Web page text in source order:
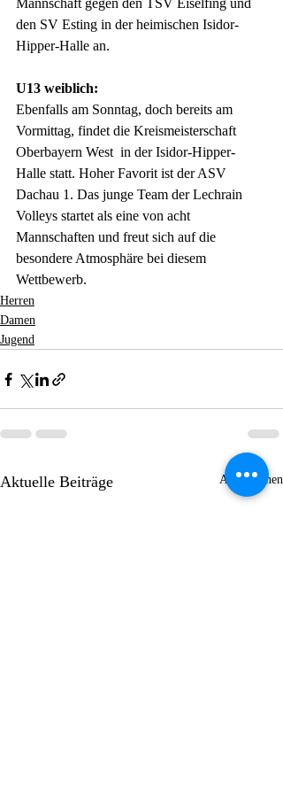
Mannschaft gegen den TSV Eiselfing und
den SV Esting in der heimischen Isidor-
Hipper-Halle an.
U13 weiblich:
Ebenfalls am Sonntag, doch bereits am
Vormittag, findet die Kreismeisterschaft
Oberbayern West  in der Isidor-Hipper-
Halle statt. Hoher Favorit ist der ASV
Dachau 1. Das junge Team der Lechrain
Volleys startet als eine von acht
Mannschaften und freut sich auf die
besondere Atmosphäre bei diesem
Wettbewerb.
Herren
Damen
Jugend
Aktuelle Beiträge Alle ansehen